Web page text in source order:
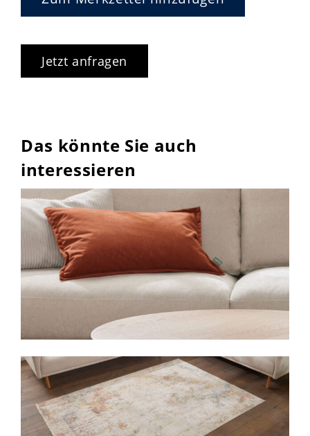
Jetzt anfragen
Das könnte Sie auch
interessieren